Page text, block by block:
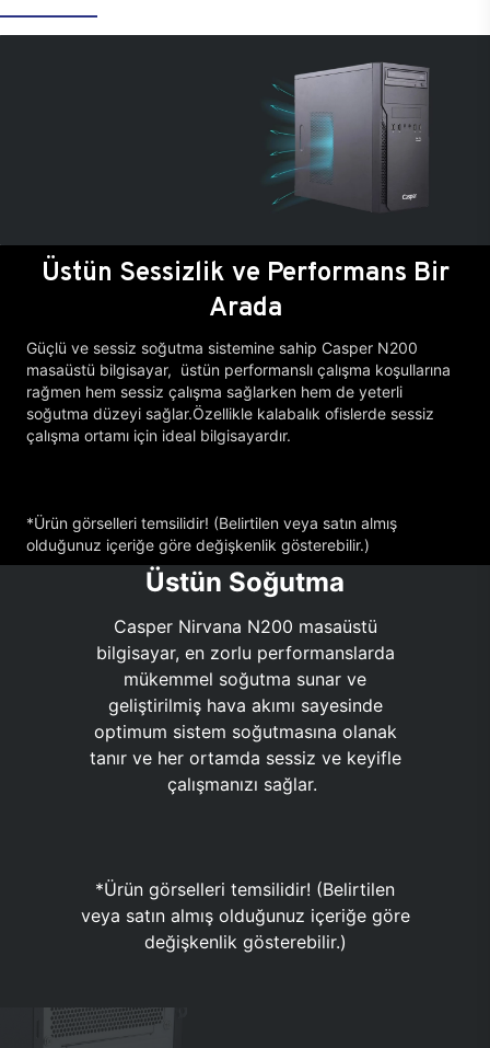
Üstün Sessizlik ve Performans Bir
Arada
Güçlü ve sessiz soğutma sistemine sahip Casper N200
masaüstü bilgisayar, üstün performanslı çalışma koşullarına
rağmen hem sessiz çalışma sağlarken hem de yeterli
soğutma düzeyi sağlar.Özellikle kalabalık ofislerde sessiz
çalışma ortamı için ideal bilgisayardır.
*Ürün görselleri temsilidir! (Belirtilen veya satın almış
olduğunuz içeriğe göre değişkenlik gösterebilir.)
Üstün Soğutma
Casper Nirvana N200 masaüstü
bilgisayar, en zorlu performanslarda
mükemmel soğutma sunar ve
geliştirilmiş hava akımı sayesinde
optimum sistem soğutmasına olanak
tanır ve her ortamda sessiz ve keyifle
çalışmanızı sağlar.
*Ürün görselleri temsilidir! (Belirtilen
veya satın almış olduğunuz içeriğe göre
değişkenlik gösterebilir.)